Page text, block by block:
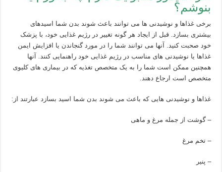
بنوشم؟
برخی غذاها و نوشیدنی ها می توانند باعث شوند بدن شما اسیدهای
بیشتری بسازد. قبل از ایجاد هر گونه تغییر در رژیم غذایی خود، با پزشک
خود صحبت کنید. آنها می توانند شما را در مورد گنجاندن یا افزایش ایمن
غذاها یا نوشیدنی های مناسب در رژیم غذایی خود راهنمایی کنند. آنها
همچنین ممکن است شما را به یک متخصص تغذیه که در بیماری های کلیوی
متخصص است ارجاع دهند.
غذاها و نوشیدنی هایی که باعث می شوند بدن شما اسید بسازد عبارتند از:
– گوشت از جمله مرغ و ماهی
– تخم مرغ
– پنیر